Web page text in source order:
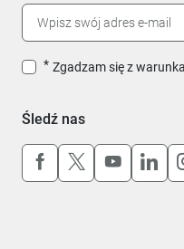
Zgadzam się z
Śledź nas
Uwaga, link
Uwaga, link
Uwaga,